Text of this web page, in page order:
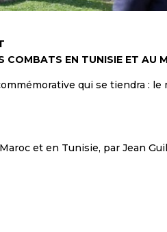
COMBATS EN TUNISIE ET AU
qui se tiendra : le
et en Tunisie, par Jean